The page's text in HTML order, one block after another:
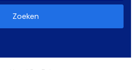
Zoeken